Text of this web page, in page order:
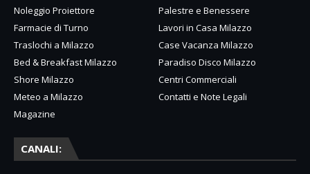
Noleggio Proiettore
Palestre e Benessere
Farmacie di Turno
Lavori in Casa Milazzo
Traslochi a Milazzo
Case Vacanza Milazzo
Bed & Breakfast Milazzo
Paradiso Disco Milazzo
Shore Milazzo
Centri Commerciali
Meteo a Milazzo
Contatti e Note Legali
Magazine
CANALI: